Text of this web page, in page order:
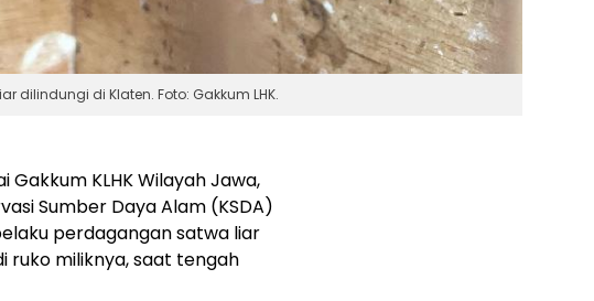
dilindungi di Klaten. Foto: Gakkum LHK.
KLHK Wilayah Jawa,
Sumber Daya Alam (KSDA)
perdagangan satwa liar
ruko miliknya, saat tengah